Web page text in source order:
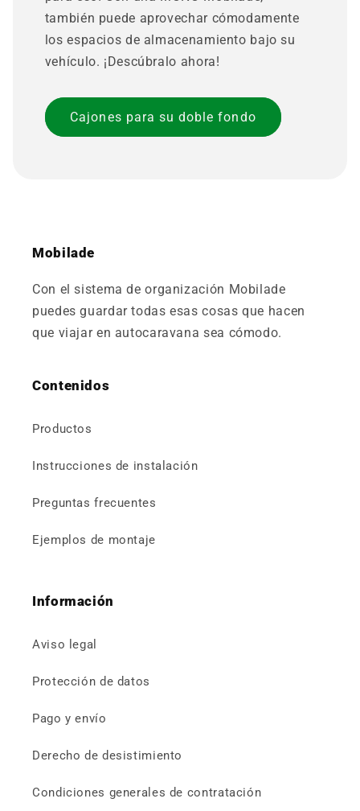
también puede aprovechar cómodamente
los espacios de almacenamiento bajo su
vehículo. ¡Descúbralo ahora!
Cajones para su doble fondo
Mobilade
Con el sistema de organización Mobilade
puedes guardar todas esas cosas que hacen
que viajar en autocaravana sea cómodo.
Contenidos
Productos
Instrucciones de instalación
Preguntas frecuentes
Ejemplos de montaje
Información
Aviso legal
Protección de datos
Pago y envío
Derecho de desistimiento
Condiciones generales de contratación